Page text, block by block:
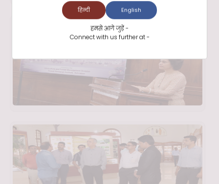
हिन्दी English
हमसे आगे जुड़ें -
Connect with us further at -